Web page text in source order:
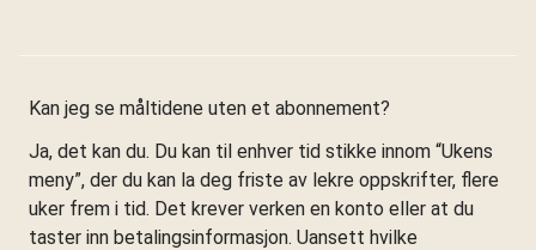
Kan jeg se måltidene uten et abonnement?
Ja, det kan du. Du kan til enhver tid stikke innom “Ukens
meny”, der du kan la deg friste av lekre oppskrifter, flere
uker frem i tid. Det krever verken en konto eller at du
taster inn betalingsinformasjon. Uansett hvilke